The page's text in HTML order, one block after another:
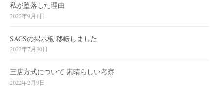
私が堕落した理由
2022年9月1日
SAGSの掲示板 移転しました
2022年7月30日
三店方式について 素晴らしい考察
2022年2月9日